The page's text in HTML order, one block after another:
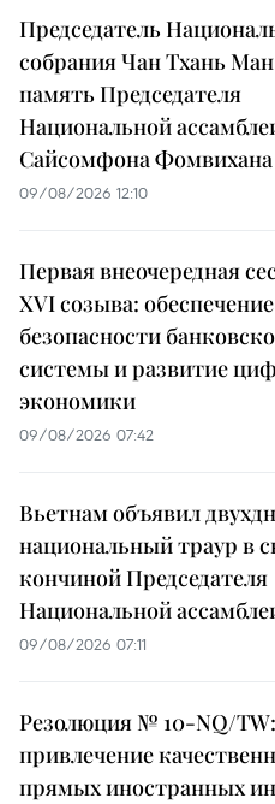
Председатель
собрания Чан Тхань
память Председателя
Национальной
Сайсомфона Фомвихана
09/08/2026 12:10
Первая внеочередная
XVI созыва: обеспечение
безопасности
системы и развитие
экономики
09/08/2026 07:42
Вьетнам объявил
национальный траур в
кончиной Председателя
Национальной
09/08/2026 07:11
Резолюция № 10-NQ/TW:
привлечение
прямых иностранных